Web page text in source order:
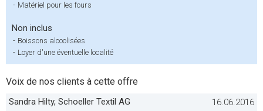
- Matériel pour les fours
Non inclus
- Boissons alcoolisées
- Loyer d'une éventuelle localité
Voix de nos clients à cette offre
Sandra Hilty, Schoeller Textil AG
16.06.2016